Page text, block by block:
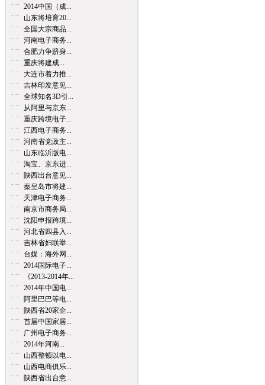
2014中国（成...
山东将培育20...
全国大宗商品...
河南电子商务...
合肥力争跻身...
重庆将建成...
大连市着力推...
吉林印发意见...
全球知名3D引...
从阿里与京东...
重庆跨境电子...
江西电子商务...
河南省党政主...
山东临沂版电...
淘宝、京东进...
陕西出台意见...
秦皇岛市将建...
天津电子商务...
南京市商务局...
沈阳申报跨境...
河北省四县入...
吉林省妇联举...
台媒：海外网...
2014国际电子...
《2013-2014年...
2014年中国电...
阿里巴巴等电...
陕西省20家企...
首届中国家居...
广州电子商务...
2014年河南...
山西整顿以电...
山西电商俱乐...
陕西省出台意...